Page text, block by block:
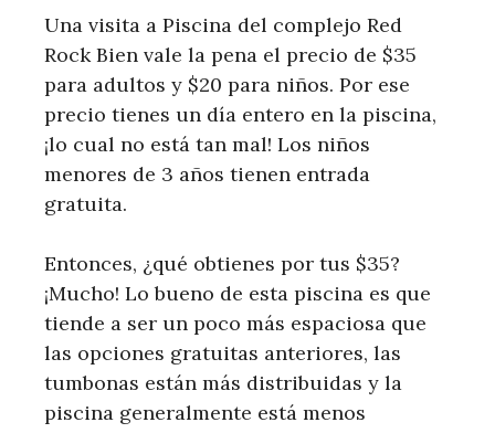
Una visita a Piscina del complejo Red
Rock Bien vale la pena el precio de $35
para adultos y $20 para niños. Por ese
precio tienes un día entero en la piscina,
¡lo cual no está tan mal! Los niños
menores de 3 años tienen entrada
gratuita.
Entonces, ¿qué obtienes por tus $35?
¡Mucho! Lo bueno de esta piscina es que
tiende a ser un poco más espaciosa que
las opciones gratuitas anteriores, las
tumbonas están más distribuidas y la
piscina generalmente está menos